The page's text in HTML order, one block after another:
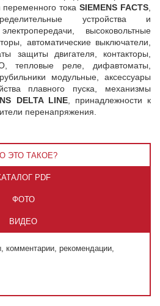
переменного токаSIEMENS FACTS
устройства и
высоковольтные
автоматические выключатели,
защиты двигателя, контакторы,
тепловые реле, дифавтоматы,
модульные, аксессуары
плавного пуска, механизмы
DELTA LINE, принадлежности к
перенапряжения.
ЭТО ТАКОЕ?
PDF
ФОТО
ВИДЕО
комментарии, рекомендации,